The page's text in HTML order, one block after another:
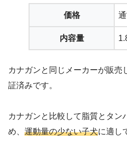
価格
内容量
カナガンと同じメーカーが販売
証済みです。
カナガンと比較して脂質とタン
め、 運動量の少ない子犬に適し